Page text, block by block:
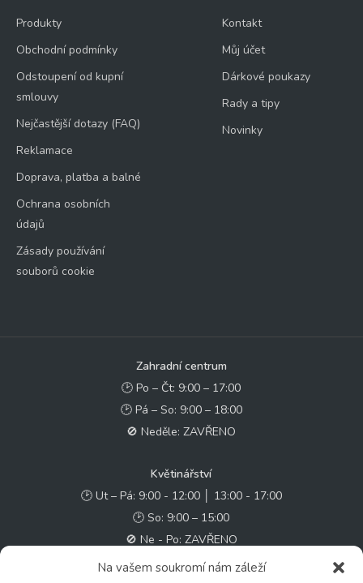
Na vašem soukromí nám záleží
Produkty
Obchodní podmínky
Odstoupení od kupní
smlouvy
Nejčastější dotazy (FAQ)
Reklamace
Doprava, platba a balné
Ochrana osobních
údajů
Zásady používání
souborů cookie
Kontakt
Můj účet
Dárkové poukazy
Rady a tipy
Novinky
Zahradní centrum
🕑 Po – Čt: 9:00 – 17:00
🕑 Pá – So: 9:00 – 18:00
🚫 Neděle: ZAVŘENO
Květinářství
🕑 Ut – Pá: 9:00 - 12:00 │ 13:00 - 17:00
🕑 So: 9:00 – 15:00
🚫 Ne - Po: ZAVŘENO